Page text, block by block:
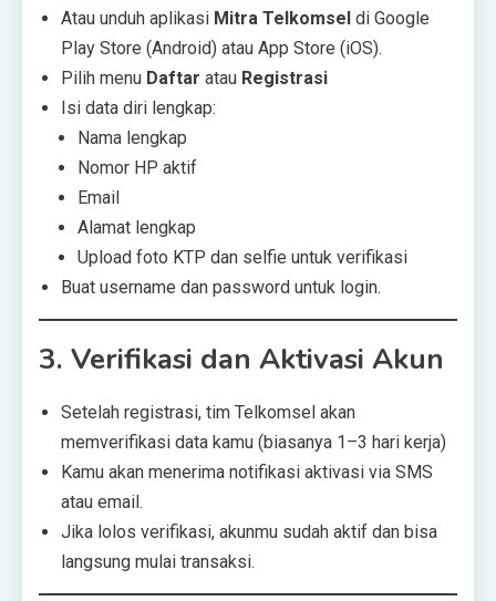
Atau unduh aplikasi Mitra Telkomsel di Google
Play Store (Android) atau App Store (iOS).
Pilih menu Daftar atau Registrasi
Isi data diri lengkap:
Nama lengkap
Nomor HP aktif
Email
Alamat lengkap
Upload foto KTP dan selfie untuk verifikasi
Buat username dan password untuk login.
3. Verifikasi dan Aktivasi Akun
Setelah registrasi, tim Telkomsel akan
memverifikasi data kamu (biasanya 1–3 hari kerja)
Kamu akan menerima notifikasi aktivasi via SMS
atau email.
Jika lolos verifikasi, akunmu sudah aktif dan bisa
langsung mulai transaksi.